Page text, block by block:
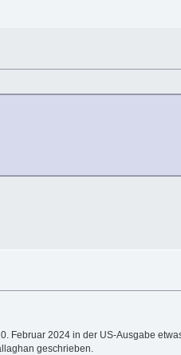
Februar 2024 in der US-Ausgabe
geschrieben.